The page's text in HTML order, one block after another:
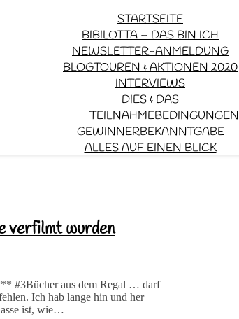
STARTSEITE
BIBILOTTA – DAS BIN ICH
NEWSLETTER-ANMELDUNG
BLOGTOUREN & AKTIONEN 2020
INTERVIEWS
DIES & DAS
TEILNAHMEBEDINGUNGEN
GEWINNERBEKANNTGABE
ALLES AUF EINEN BLICK
verfilmt wurden
#3Bücher aus dem Regal … darf
Ich hab lange hin und her
ist, wie…